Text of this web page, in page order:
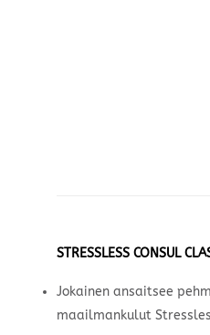
STRESSLESS CONSUL
Jokainen ansaitsee
maailmankulut